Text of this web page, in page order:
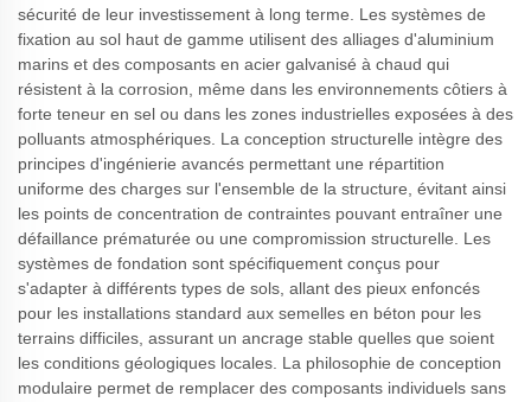
sécurité de leur investissement à long terme. Les systèmes de
fixation au sol haut de gamme utilisent des alliages d'aluminium
marins et des composants en acier galvanisé à chaud qui
résistent à la corrosion, même dans les environnements côtiers à
forte teneur en sel ou dans les zones industrielles exposées à des
polluants atmosphériques. La conception structurelle intègre des
principes d'ingénierie avancés permettant une répartition
uniforme des charges sur l'ensemble de la structure, évitant ainsi
les points de concentration de contraintes pouvant entraîner une
défaillance prématurée ou une compromission structurelle. Les
systèmes de fondation sont spécifiquement conçus pour
s'adapter à différents types de sols, allant des pieux enfoncés
pour les installations standard aux semelles en béton pour les
terrains difficiles, assurant un ancrage stable quelles que soient
les conditions géologiques locales. La philosophie de conception
modulaire permet de remplacer des composants individuels sans